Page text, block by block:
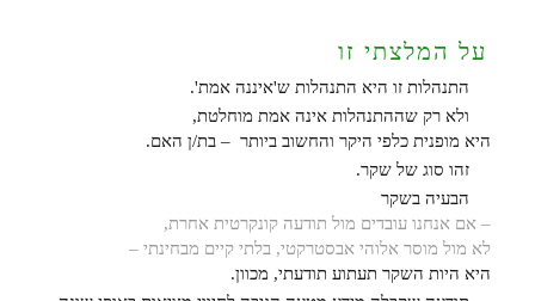
על המלצתי זו
התנהלות זו היא התנהלות ש'איננה אמת'.
ולא רק שההתנהלות אינה אמת מוחלטת,
היא מופנית כלפי היקר והחשוב ביותר – בת/ן האם.
זהו סוג של שקר.
הבעיה בשקר
– אם אנחנו עובדים מול תודעה קונקרטית אחרת,
לא מול מוסר אלוהי אבסטרקטי, בלתי קיים מבחינתי –
היא היות השקר תעתוע תודעתי, מכוון.